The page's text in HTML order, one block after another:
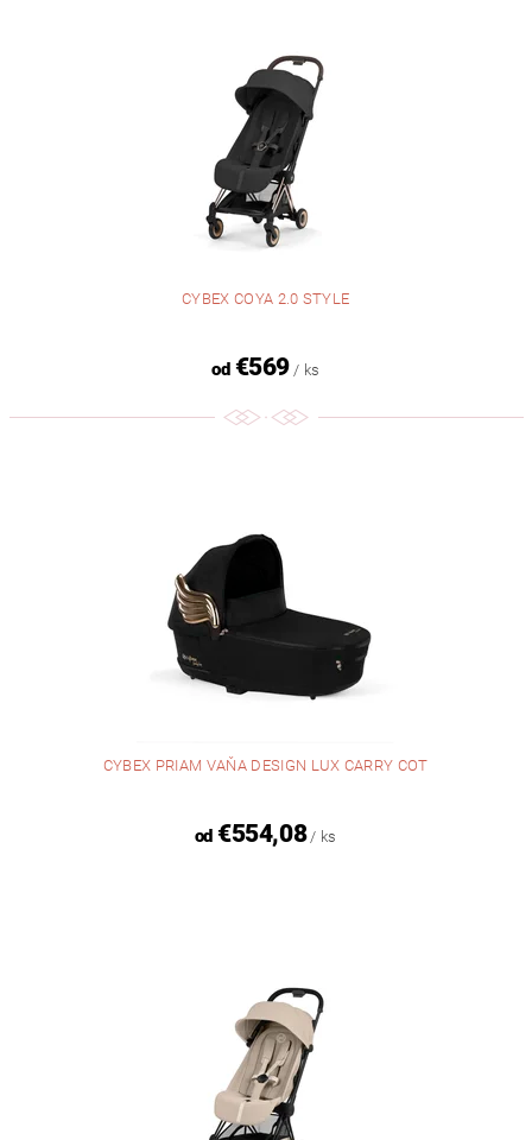
CYBEX COYA 2.0 STYLE
od€569 / ks
CYBEX PRIAM VAŇA DESIGN LUX CARRY COT
od€554,08 / ks